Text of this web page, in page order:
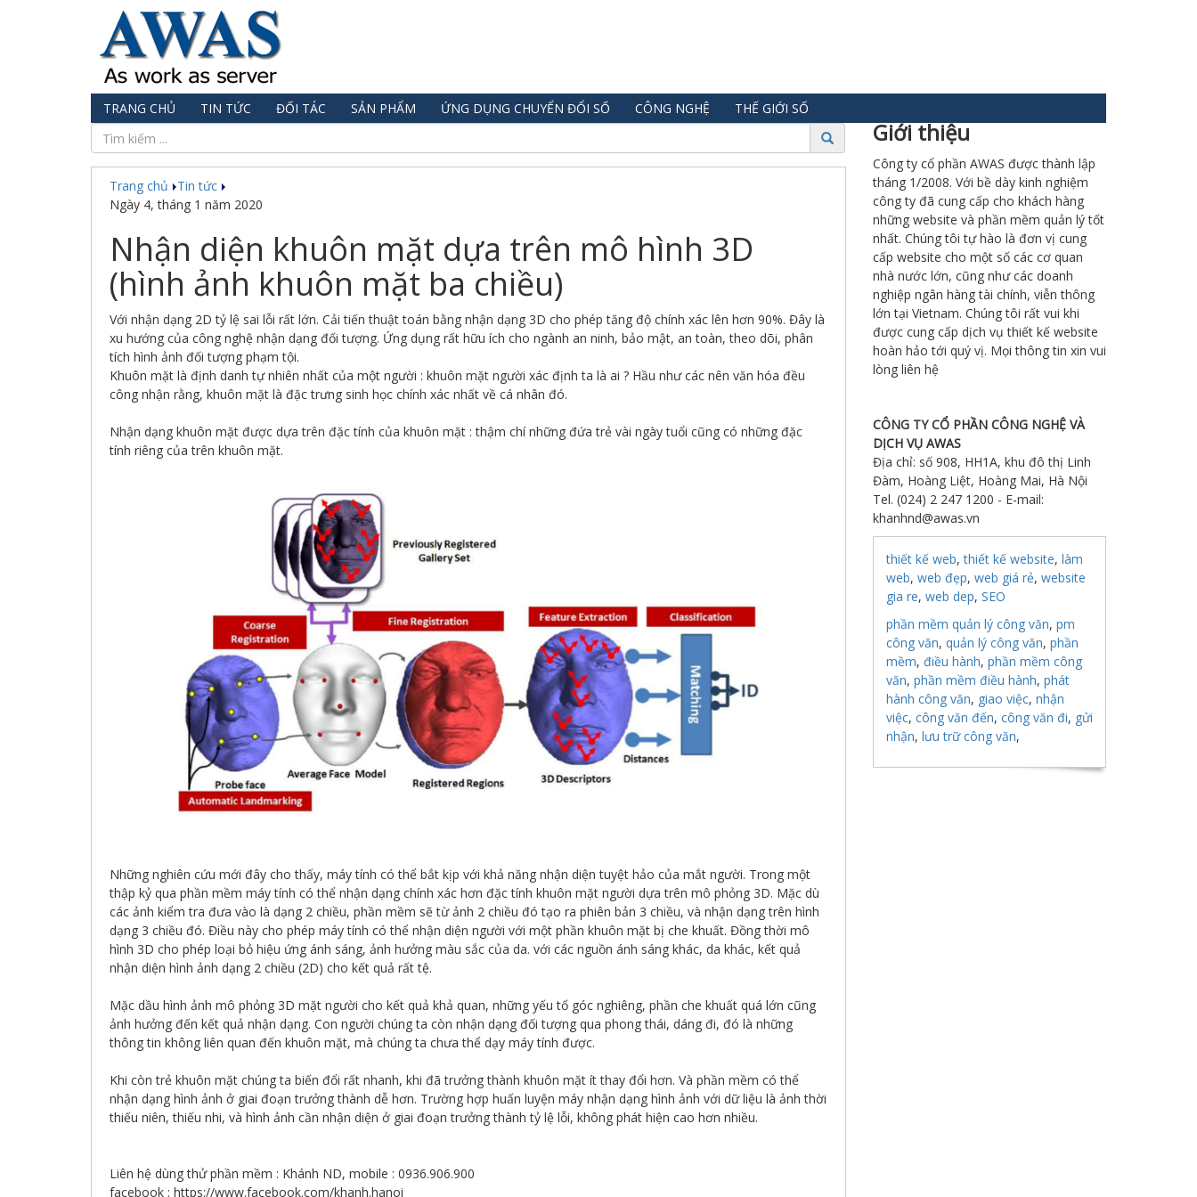
TRANG CHỦ TIN TỨC ĐỐI TÁC SẢN PHẨM ỨNG DỤNG CHUYỂN ĐỔI SỐ CÔNG NGHỆ THẾ GIỚI SỐ
Trang chủ
Tin tức
Ngày 4, tháng 1 năm 2020
Nhận diện khuôn mặt dựa trên mô hình 3D
(hình ảnh khuôn mặt ba chiều)
Với nhận dạng 2D tỷ lệ sai lỗi rất lớn. Cải tiến thuật toán bằng nhận dạng 3D cho phép tăng độ chính xác lên hơn 90%. Đây là
xu hướng của công nghệ nhận dạng đối tượng. Ứng dụng rất hữu ích cho ngành an ninh, bảo mật, an toàn, theo dõi, phân
tích hình ảnh đối tượng phạm tội.
Khuôn mặt là định danh tự nhiên nhất của một người : khuôn mặt người xác định ta là ai ? Hầu như các nên văn hóa đều
công nhận rằng, khuôn mặt là đặc trưng sinh học chính xác nhất về cá nhân đó.
Nhận dạng khuôn mặt được dựa trên đặc tính của khuôn mặt : thậm chí những đứa trẻ vài ngày tuổi cũng có những đặc
tính riêng của trên khuôn mặt.
Những nghiên cứu mới đây cho thấy, máy tính có thể bắt kịp với khả năng nhận diện tuyệt hảo của mắt người. Trong một
thập kỷ qua phần mềm máy tính có thể nhận dạng chính xác hơn đặc tính khuôn mặt người dựa trên mô phỏng 3D. Mặc dù
các ảnh kiểm tra đưa vào là dạng 2 chiều, phần mềm sẽ từ ảnh 2 chiều đó tạo ra phiên bản 3 chiều, và nhận dạng trên hình
dạng 3 chiều đó. Điều này cho phép máy tính có thể nhận diện người với một phần khuôn mặt bị che khuất. Đồng thời mô
hình 3D cho phép loại bỏ hiệu ứng ánh sáng, ảnh hưởng màu sắc của da. với các nguồn ánh sáng khác, da khác, kết quả
nhận diện hình ảnh dạng 2 chiều (2D) cho kết quả rất tệ.
Mặc dầu hình ảnh mô phỏng 3D mặt người cho kết quả khả quan, những yếu tố góc nghiêng, phần che khuất quá lớn cũng
ảnh hưởng đến kết quả nhận dạng. Con người chúng ta còn nhận dạng đối tượng qua phong thái, dáng đi, đó là những
thông tin không liên quan đến khuôn mặt, mà chúng ta chưa thể dạy máy tính được.
Khi còn trẻ khuôn mặt chúng ta biến đổi rất nhanh, khi đã trưởng thành khuôn mặt ít thay đổi hơn. Và phần mềm có thể
nhận dạng hình ảnh ở giai đoạn trưởng thành dễ hơn. Trường hợp huấn luyện máy nhận dạng hình ảnh với dữ liệu là ảnh thời
thiếu niên, thiếu nhi, và hình ảnh cần nhận diện ở giai đoạn trưởng thành tỷ lệ lỗi, không phát hiện cao hơn nhiều.
Liên hệ dùng thử phần mềm : Khánh ND, mobile : 0936.906.900
facebook : https://www.facebook.com/khanh.hanoi
Giới thiệu
Công ty cổ phần AWAS được thành lập
tháng 1/2008. Với bề dày kinh nghiệm
công ty đã cung cấp cho khách hàng
những website và phần mềm quản lý tốt
nhất. Chúng tôi tự hào là đơn vị cung
cấp website cho một số các cơ quan
nhà nước lớn, cũng như các doanh
nghiệp ngân hàng tài chính, viễn thông
lớn tại Vietnam. Chúng tôi rất vui khi
được cung cấp dịch vụ thiết kế website
hoàn hảo tới quý vị. Mọi thông tin xin vui
lòng liên hệ
CÔNG TY CỔ PHẦN CÔNG NGHỆ VÀ
DỊCH VỤ AWAS
Địa chỉ: số 908, HH1A, khu đô thị Linh
Đàm, Hoàng Liệt, Hoàng Mai, Hà Nội
Tel. (024) 2 247 1200 - E-mail:
khanhnd@awas.vn
thiết kế web,thiết kế website, làm
web, web đẹp, web giá rẻ, website
gia re, web dep, SEO
phần mềm quản lý công văn, pm
công văn, quản lý công văn, phần
mềm, điều hành, phần mềm công
văn, phần mềm điều hành, phát
hành công văn, giao việc, nhận
việc, công văn đến, công văn đi, gửi
nhận, lưu trữ công văn,